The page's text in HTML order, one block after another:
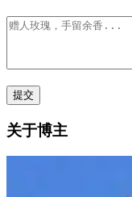
关于博主